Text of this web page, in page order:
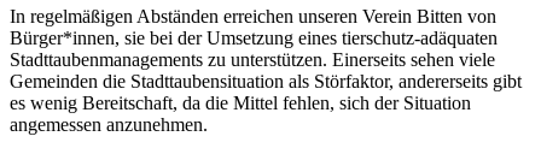
In regelmäßigen Abständen erreichen unseren Verein Bitten von
Bürger*innen, sie bei der Umsetzung eines tierschutz-adäquaten
Stadttaubenmanagements zu unterstützen. Einerseits sehen viele
Gemeinden die Stadttaubensituation als Störfaktor, andererseits gibt
es wenig Bereitschaft, da die Mittel fehlen, sich der Situation
angemessen anzunehmen.